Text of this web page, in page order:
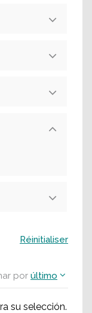
por último
su selección.
Réinitialiser